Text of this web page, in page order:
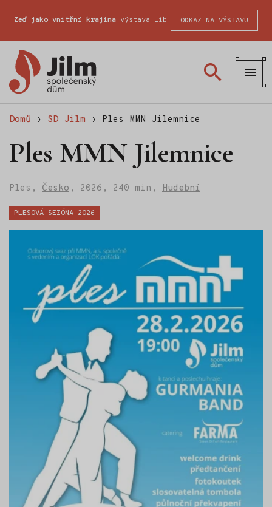
Zeď jako vnitřní krajina výstava Liberecké školy fotografické
ODKAZ NA VÝSTAVU
Domů › SD Jilm › Ples MMN Jilemnice
Ples MMN Jilemnice
Ples, Česko , 2026, 240 min, Hudební
Štítky:
PLESOVÁ SEZÓNA 2026